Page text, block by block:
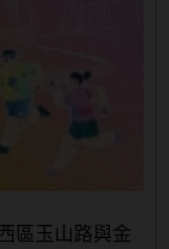
區玉山路與金